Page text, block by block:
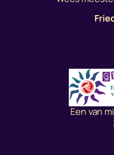
Een van